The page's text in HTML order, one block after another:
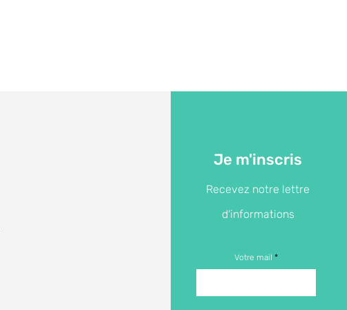
Je m'inscris
Recevez notre lettre
d'informations
Votre mail